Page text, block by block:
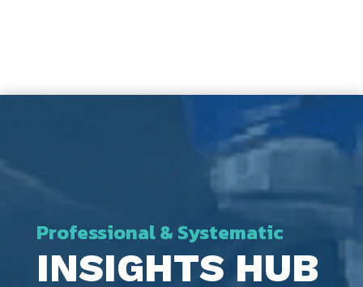
Professional & Systematic
INSIGHTS HUB